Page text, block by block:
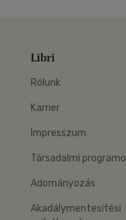
Libri
Rólunk
Karrier
Impresszum
Társadalmi
Adományozás
Akadálymentesítési